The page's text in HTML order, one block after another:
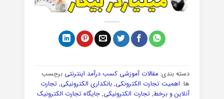
دسته بندی: مقالات آموزشی کسب درآمد اینترنتی برچسب
ها: اهمیت تجارت الکترونکی, بانکداری الکترونیکی, تجارت
آنلاین و برخط, تجارت الکترونیکی, جایگاه تجارت الکترونیک